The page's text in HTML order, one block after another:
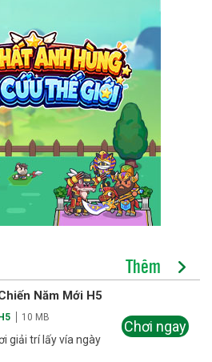
Thêm
Năm Mới H5
10 MB
giải trí lấy vía ngày
Chơi ngay